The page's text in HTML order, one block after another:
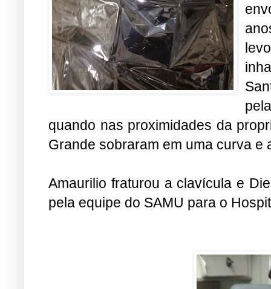
quando nas proximidades da
Grande sobraram em uma curva
Amaurilio fraturou a clavícula e
pela equipe do SAMU para o